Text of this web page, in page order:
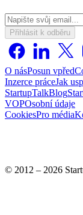
Přihlásit k odběru
O násPosun vpřed
Inzerce práceJak
StartupTalkBlog
VOPOsobní údaje
CookiesPro média
© 2012 – 2026